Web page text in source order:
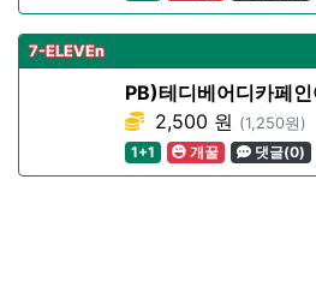
7-ELEVEn
PB)테디베어디카페
2,500 원 (1,250원)
1+1
개꿀 댓글(0)